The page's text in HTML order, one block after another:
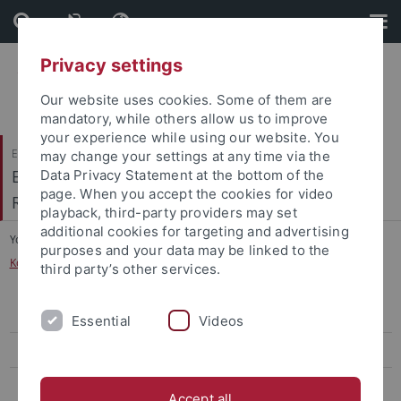
Skip
to
content
Skip
to
footer
Evangelisch-Theologische Fakultät
Evangelisches Institut für Berufsorientierte
Religionspädagogik (EIBOR)
You are here: Startseite
...
Konfessionelle Kooperation am Beruflichen Gymnasium
Evaluation von digitalen Fortbildungsangeboten
Qualität und Qualitätsentwicklung im evangelischen
Privacy settings
Our website uses cookies. Some of them are
mandatory, while others allow us to improve
your experience while using our website. You
may change your settings at any time via the
Data Privacy Statement at the bottom of the
page. When you accept the cookies for video
playback, third-party providers may set
additional cookies for targeting and advertising
purposes and your data may be linked to the
third party’s other services.
Essential Videos